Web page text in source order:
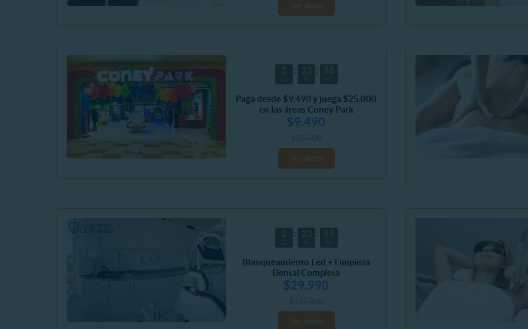
Ver oferta
2 23 56
Paga desde $9.490 y juega $25.000
en las áreas Coney Park
$9.490
Ver oferta
2 23 57
Blanqueamiento Led + Limpieza
Dental Completa
$29.990
Ver oferta